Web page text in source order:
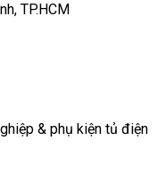
TP.HCM
& phụ kiện tủ điện